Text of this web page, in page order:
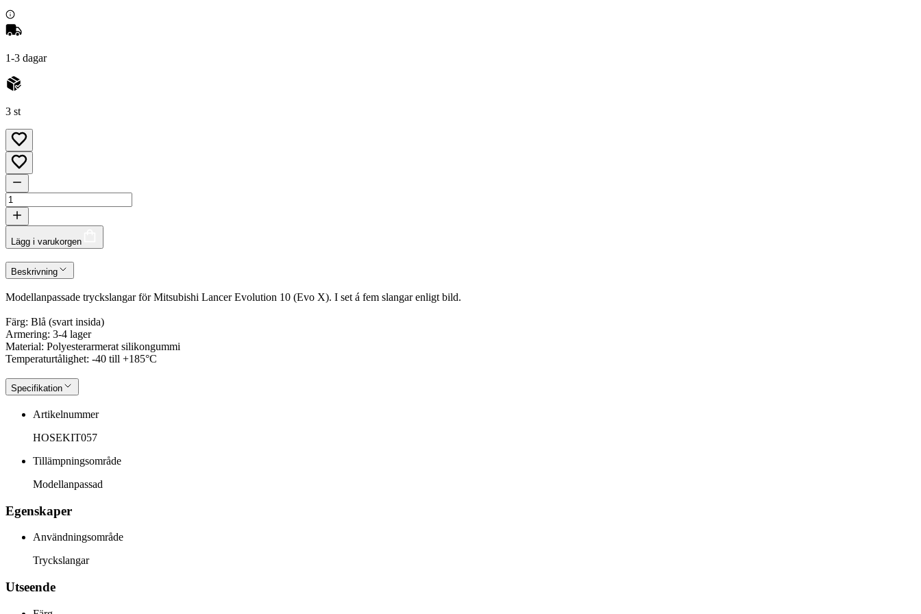
1-3 dagar
3 st
Lägg i varukorgen
Beskrivning
Modellanpassade tryckslangar för Mitsubishi Lancer Evolution 10 (Evo X). I set á fem slangar enligt bild.
Färg: Blå (svart insida)
Armering: 3-4 lager
Material: Polyesterarmerat silikongummi
Temperaturtålighet: -40 till +185°C
Specifikation
Artikelnummer
HOSEKIT057
Tillämpningsområde
Modellanpassad
Egenskaper
Användningsområde
Tryckslangar
Utseende